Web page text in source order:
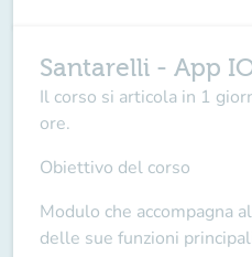
Santarelli - App
Il corso si articola in 1
ore.
Obiettivo del corso
Modulo che accompagna
delle sue funzioni